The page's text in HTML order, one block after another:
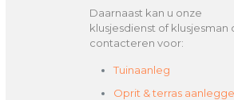
Daarnaast kan u onze
klusjesdienst of klusjesman
contacteren voor:
Tuinaanleg
Oprit & terras